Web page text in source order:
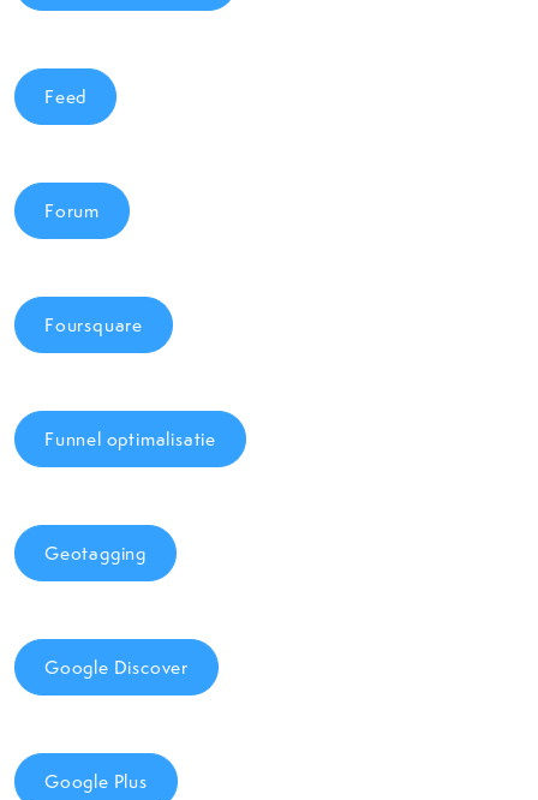
Feed
Forum
Foursquare
Funnel optimalisatie
Geotagging
Google Discover
Google Plus